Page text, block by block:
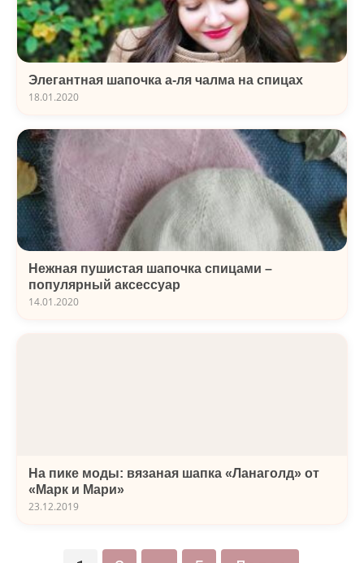
Элегантная шапочка а-ля чалма на спицах
18.01.2020
Нежная пушистая шапочка спицами –
популярный аксессуар
14.01.2020
На пике моды: вязаная шапка «Ланаголд» от
«Марк и Мари»
23.12.2019
Пагинация